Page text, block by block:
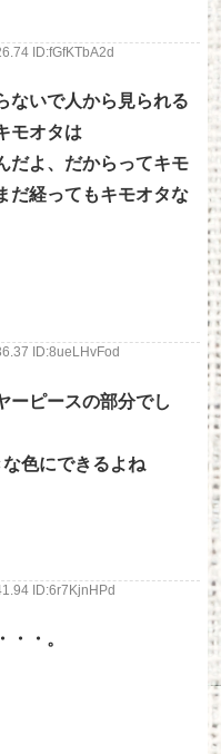
ID:fGfKTbA2d
ないで人から見られる
モオタは
だよ、だからってキモ
だ経ってもキモオタな
ID:8ueLHvFod
ーピースの部分でし
色にできるよね
ID:6r7KjnHPd
・。